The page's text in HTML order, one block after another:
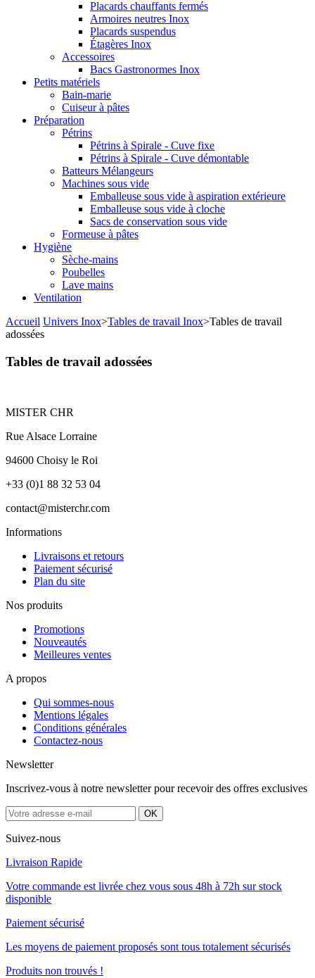
Placards chauffants fermés
Armoires neutres Inox
Placards suspendus
Étagères Inox
Accessoires
Bacs Gastronormes Inox
Petits matériels
Bain-marie
Cuiseur à pâtes
Préparation
Pétrins
Pétrins à Spirale - Cuve fixe
Pétrins à Spirale - Cuve démontable
Batteurs Mélangeurs
Machines sous vide
Emballeuse sous vide à aspiration extérieure
Emballeuse sous vide à cloche
Sacs de conservation sous vide
Formeuse à pâtes
Hygiène
Sèche-mains
Poubelles
Lave mains
Ventilation
Accueil Univers Inox>Tables de travail Inox>Tables de travail
adossées
Tables de travail adossées
MISTER CHR
Rue Alsace Lorraine
94600 Choisy le Roi
+33 (0)1 88 32 53 04
contact@misterchr.com
Informations
Livraisons et retours
Paiement sécurisé
Plan du site
Nos produits
Promotions
Nouveautés
Meilleures ventes
A propos
Qui sommes-nous
Mentions légales
Conditions générales
Contactez-nous
Newsletter
Inscrivez-vous à notre newsletter pour recevoir des offres exclusives
Suivez-nous
Livraison Rapide
Votre commande est livrée chez vous sous 48h à 72h sur stock
disponible
Paiement sécurisé
Les moyens de paiement proposés sont tous totalement sécurisés
Produits non trouvés !